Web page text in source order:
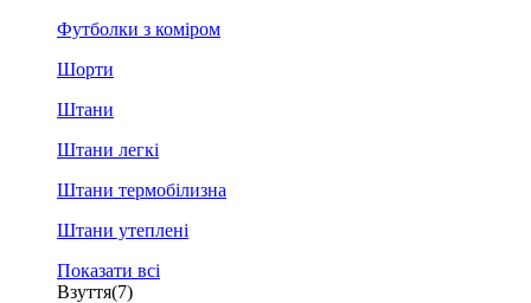
Футболки з коміром
Шорти
Штани
Штани легкі
Штани термобілизна
Штани утеплені
Показати всі
Взуття(7)